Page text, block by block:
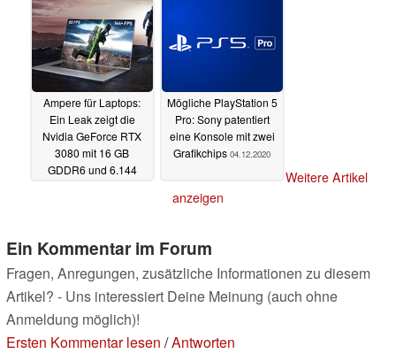
07.12.2020
Ampere für Laptops:
Ein Leak zeigt die
Nvidia GeForce RTX
3080 mit 16 GB
GDDR6 und 6.144
Mögliche PlayStation 5
Pro: Sony patentiert
eine Konsole mit zwei
Grafikchips 04.12.2020
Weitere Artikel
anzeigen
Ein Kommentar im Forum
Fragen, Anregungen, zusätzliche Informationen zu diesem
Artikel? - Uns interessiert Deine Meinung (auch ohne
Anmeldung möglich)!
Ersten Kommentar lesen /Antworten